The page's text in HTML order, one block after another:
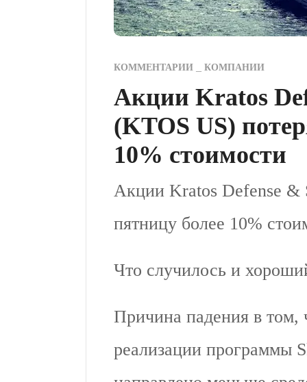
КОММЕНТАРИИ КОМПАНИИ
Акции Kratos
(KTOS US)
10% стоимости
Акции Kratos Defense &
пятницу более 10%
Что случилось и
Причина падения в
реализации программы